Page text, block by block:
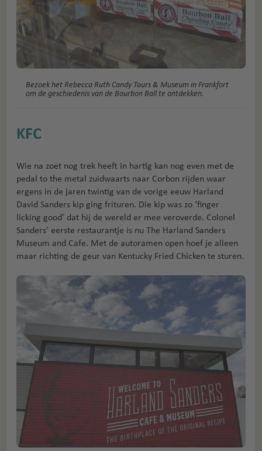
Bezoek het Rebecca Ruth Candy Tours & Museum in Frankfort
om de geschiedenis van de Bourbon Ball te ontdekken.
KFC
Wie na zoet nog trek heeft in hartig kan nog even met de
pedal to the metal zuidwaarts naar Corbon rijden waar
ergens in de jaren twintig van de vorige eeuw Harland
David Sanders kip ging frituren. Die kip was zo ‘finger
licking good’ dat hij de wereld er mee veroverde. Colonel
Sanders’ eerste restaurantje is nu The Harland Sanders
Museum and Cafe. Met de autoramen open hoef je alleen
maar richting de geur van Kentucky Fried Chicken te sturen.